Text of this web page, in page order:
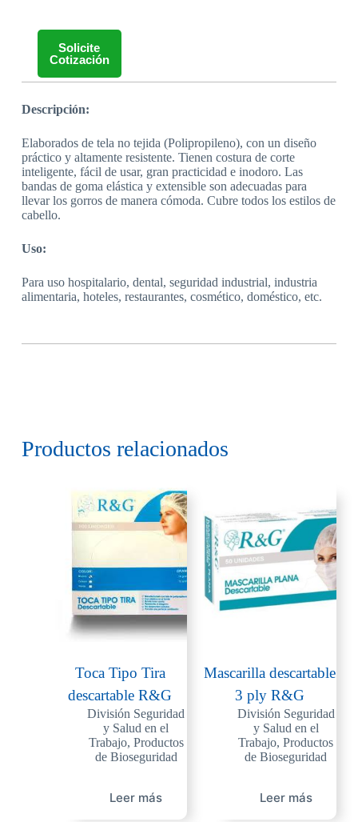
Solicite
Cotización
Descripción:
Elaborados de tela no tejida (Polipropileno), con un diseño
práctico y altamente resistente. Tienen costura de corte
inteligente, fácil de usar, gran practicidad e inodoro. Las
bandas de goma elástica y extensible son adecuadas para
llevar los gorros de manera cómoda. Cubre todos los estilos de
cabello.
Uso:
Para uso hospitalario, dental, seguridad industrial, industria
alimentaria, hoteles, restaurantes, cosmético, doméstico, etc.
Productos relacionados
Toca Tipo Tira
descartable R&G
División Seguridad
y Salud en el
Trabajo, Productos
de Bioseguridad
Leer más
Mascarilla descartable
3 ply R&G
División Seguridad
y Salud en el
Trabajo,Productos
de Bioseguridad
Leer más